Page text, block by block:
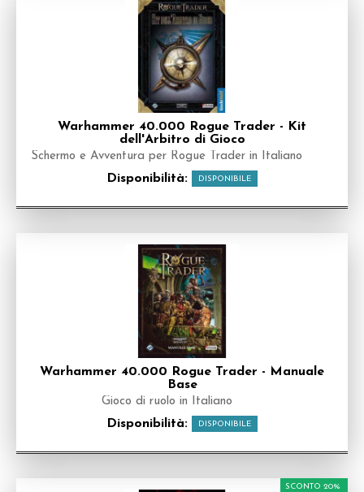
Warhammer 40.000 Rogue Trader - Kit
dell'Arbitro di Gioco
Schermo e Avventura per Rogue Trader in Italiano
Disponibilità: DISPONIBILE
Warhammer 40.000 Rogue Trader - Manuale
Base
Gioco di ruolo in Italiano
Disponibilità: DISPONIBILE
SCONTO 20%